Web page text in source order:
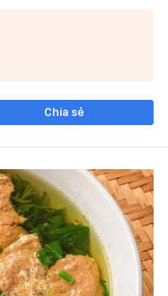
Chia sẻ